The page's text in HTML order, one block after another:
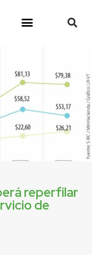
reperfilar
de